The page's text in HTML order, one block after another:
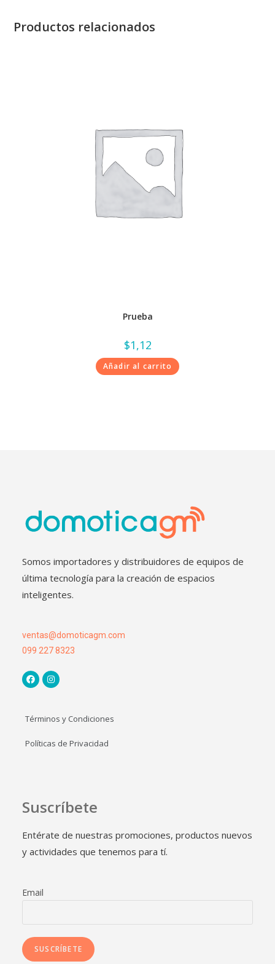
Productos relacionados
Prueba
$1,12
Añadir al carrito
Somos importadores y distribuidores de equipos de
última tecnología para la creación de espacios
inteligentes.
ventas@domoticagm.com
099 227 8323
Términos y Condiciones
Políticas de Privacidad
Suscríbete
Entérate de nuestras promociones, productos nuevos
y actividades que tenemos para tí.
Email